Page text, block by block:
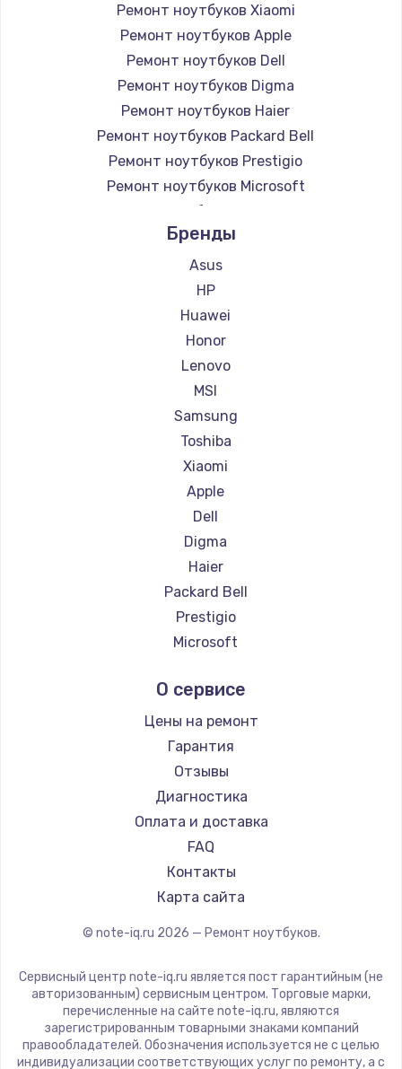
Ремонт ноутбуков Xiaomi
Ремонт ноутбуков Apple
Ремонт ноутбуков Dell
Ремонт ноутбуков Digma
Ремонт ноутбуков Haier
Ремонт ноутбуков Packard Bell
Ремонт ноутбуков Prestigio
Ремонт ноутбуков Microsoft
Ремонт ноутбуков Alienware
Ремонт ноутбуков Aquarius
Ремонт ноутбуков Gigabyte
Ремонт ноутбуков Aorus
Ремонт ноутбуков Maibenben
Ремонт ноутбуков Getac
Ремонт ноутбуков Epson
Ремонт ноутбуков Philips
Ремонт ноутбуков LG
Ремонт ноутбуков Panasonic
Ремонт ноутбуков Irbis
Ремонт ноутбуков Thunderobot
Ремонт ноутбуков Hasee
Ремонт ноутбуков ZTE
Ремонт ноутбуков Hiper
Ремонт ноутбуков Evga
Ремонт ноутбуков Google
Ремонт ноутбуков Echips
Ремонт ноутбуков Predator
Ремонт ноутбуков iru
Ремонт ноутбуков Machenike
Ремонт ноутбуков DEXP
Ремонт ноутбуков Teclast
Ремонт ноутбуков CHUWI
Ремонт ноутбуков Colorful
Бренды
Asus
HP
Huawei
Honor
Lenovo
MSI
Samsung
Toshiba
Xiaomi
Apple
Dell
Digma
Haier
Packard Bell
Prestigio
Microsoft
Aquarius
Gigabyte
Aorus
Maibenben
Getac
Epson
Philips
LG
Panasonic
ZTE
Hiper
Evga
О сервисе
Цены на ремонт
Гарантия
Отзывы
Диагностика
Оплата и доставка
FAQ
Контакты
Карта сайта
© note-iq.ru 2026 — Ремонт ноутбуков.
Сервисный центр note-iq.ru является пост гарантийным (не
авторизованным) сервисным центром. Торговые марки,
перечисленные на сайте note-iq.ru, являются
зарегистрированным товарными знаками компаний
правообладателей. Обозначения используется не с целью
индивидуализации соответствующих услуг по ремонту, а с